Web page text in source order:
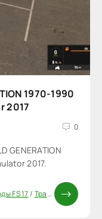
1970-1990
2017
0
GENERATION
2017.
FS 17/ Трактора FS 17